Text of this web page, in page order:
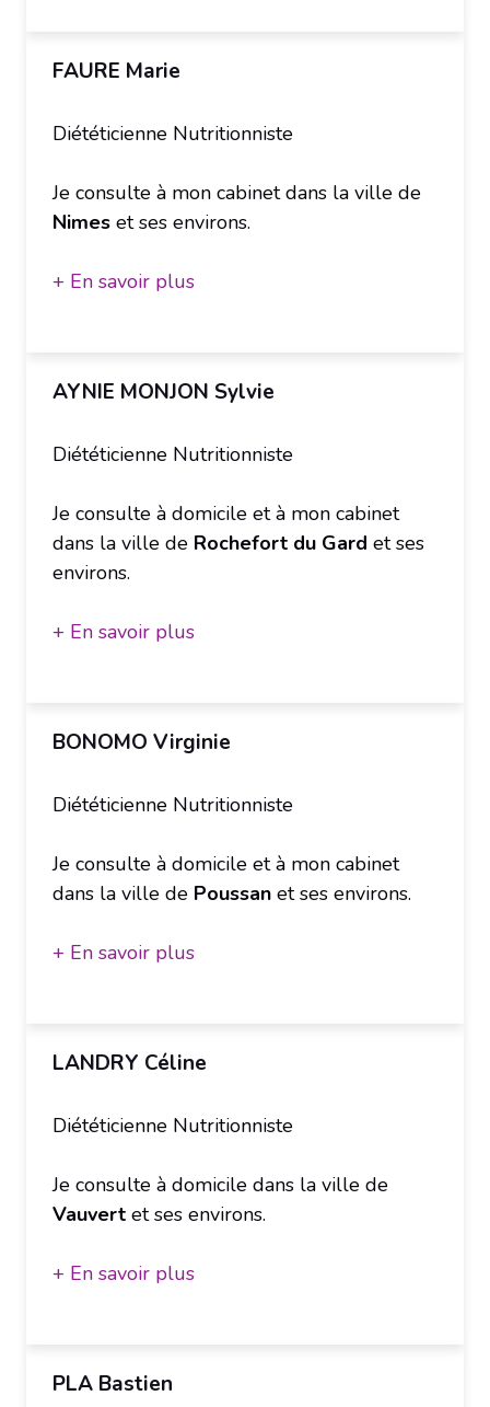
FAURE Marie
Diététicienne Nutritionniste
Je consulte à mon cabinet dans la ville de
Nimes et ses environs.
+ En savoir plus
AYNIE MONJON Sylvie
Diététicienne Nutritionniste
Je consulte à domicile et à mon cabinet
dans la ville de Rochefort du Gard et ses
environs.
+ En savoir plus
BONOMO Virginie
Diététicienne Nutritionniste
Je consulte à domicile et à mon cabinet
dans la ville de Poussan et ses environs.
+ En savoir plus
LANDRY Céline
Diététicienne Nutritionniste
Je consulte à domicile dans la ville de
Vauvert et ses environs.
+ En savoir plus
PLA Bastien